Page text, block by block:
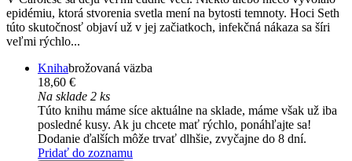
epidémiu, ktorá stvorenia svetla mení na bytosti temnoty. Hoci Seth
túto skutočnosť objaví už v jej začiatkoch, infekčná nákaza sa šíri
veľmi rýchlo...
Knihabrožovaná väzba
18,60 €
Na sklade 2 ks
Túto knihu máme síce aktuálne na sklade, máme však už iba
posledné kusy. Ak ju chcete mať rýchlo, ponáhľajte sa!
Dodanie ďalších môže trvať dlhšie, zvyčajne do 8 dní.
Pridať do zoznamu